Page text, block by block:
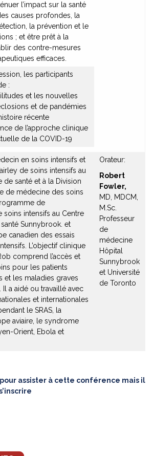
l’impact sur la santé
causes profondes, la
la prévention et le
; et être prêt à la
des contre-mesures
efficaces.
les participants
:
et les nouvelles
et de pandémies
récente
de l’approche clinique
de la COVID-19
en soins intensifs et
de soins intensifs au
de santé et à la Division
de médecine des soins
de
intensifs au Centre
Sunnybrook. et
canadien des essais
L’objectif clinique
comprend l’accès et
pour les patients
et les maladies graves
Il a aidé ou travaillé avec
et internationales
le SRAS, la
aviaire, le syndrome
Orient, Ebola et
Orateur:
Robert
Fowler,
MD, MDCM,
M.Sc.
Professeur
de
médecine
Hôpital
Sunnybrook
et Université
de Toronto
pour assister à cette conférence mais il